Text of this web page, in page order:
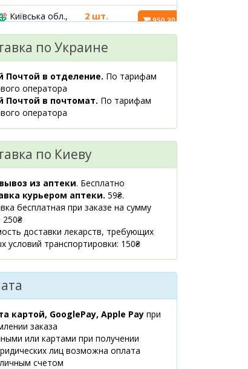
Київська обл.,
вул.Березова, 2
08:00-21:00
2 шт. 950.30 ₴
Київська обл.,
1В
м.Київ,
Михайла, 2А
08:00-21:00
1 шт.
м.Київ,
вул.Л.Руденко, 11Б
1 шт.
м.Київ,
142А
08:00-21:00
1 шт.
по Украине
Почтой в отделение. По тарифам
оператора
Почтой в почтомат. По тарифам
оператора
по Киеву
из аптеки. Бесплатно
курьером аптеки. 59₴.
бесплатная при заказе на сумму
250₴
доставки лекарств, требующих
условий транспортировки: 150₴
картой, GooglePay, Apple Pay при
заказа
или картами при получении
лиц возможна оплата
счетом